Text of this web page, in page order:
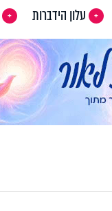
עלון הידברות